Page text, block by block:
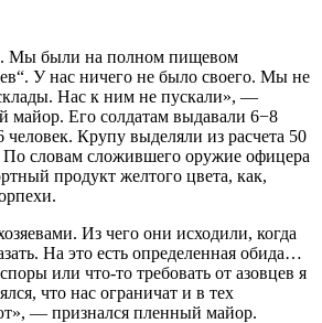
Мы были на полном пищевом
У нас ничего не было своего. Мы не
склады. Нас к ним не пускали», —
майор. Его солдатам выдавали 6−8
Крупу выделяли из расчета 50
По словам сложившего оружие офицера
продукт желтого цвета, как,
Из чего они исходили, когда
На это есть определенная обида…
или что-то требовать от азовцев я
что нас ограничат и в тех
— признался пленный майор.